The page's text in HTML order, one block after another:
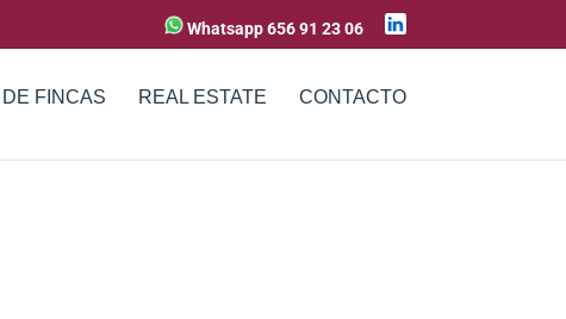
Whatsapp 656 91 23 06
FINCAS REAL ESTATE CONTACTO